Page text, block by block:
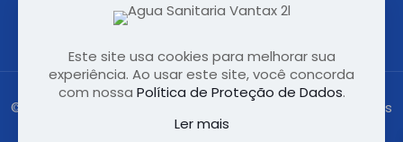
© 2022 Solulimp – Soluções de Higiene e Limpeza | Todos
os direitos reservados | Feito por
Este site usa cookies para melhorar sua
experiência. Ao usar este site, você concorda
com nossa Política de Proteção de Dados.
Ler mais